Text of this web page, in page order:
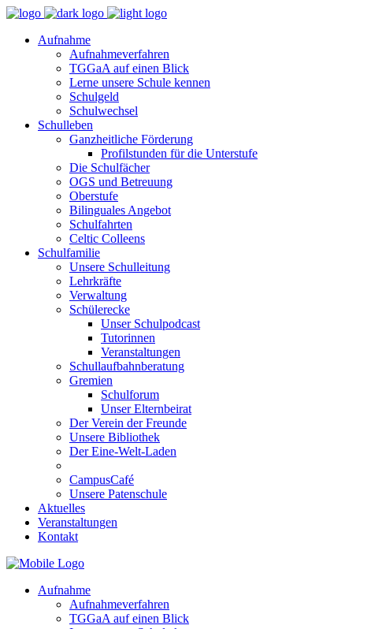
Aufnahme
Aufnahmeverfahren
TGGaA auf einen Blick
Lerne unsere Schule kennen
Schulgeld
Schulwechsel
Schulleben
Ganzheitliche Förderung
Profilstunden für die Unterstufe
Die Schulfächer
OGS und Betreuung
Oberstufe
Bilinguales Angebot
Schulfahrten
Celtic Colleens
Schulfamilie
Unsere Schulleitung
Lehrkräfte
Verwaltung
Schülerecke
Unser Schulpodcast
Tutorinnen
Veranstaltungen
Schullaufbahnberatung
Gremien
Schulforum
Unser Elternbeirat
Der Verein der Freunde
Unsere Bibliothek
Der Eine-Welt-Laden
CampusCafé
Unsere Patenschule
Aktuelles
Veranstaltungen
Kontakt
Aufnahme
Aufnahmeverfahren
TGGaA auf einen Blick